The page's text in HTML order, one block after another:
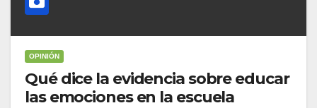
OPINIÓN
Qué dice la evidencia sobre educar
las emociones en la escuela